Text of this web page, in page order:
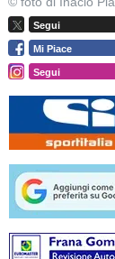
Segui
Mi Piace
Segui